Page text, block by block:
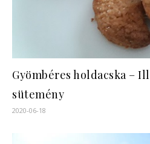
Gyömbéres holdacska –
sütemény
2020-06-18